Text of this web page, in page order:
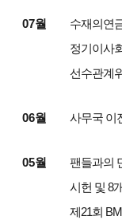
07월
수재의연
정기이사
선수관계
06월 사무국 이
05월
팬들과의
시헌 및 8
제21회